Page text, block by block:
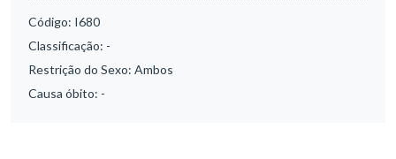
Código: I680
Classificação: -
Restrição do Sexo: Ambos
Causa óbito: -